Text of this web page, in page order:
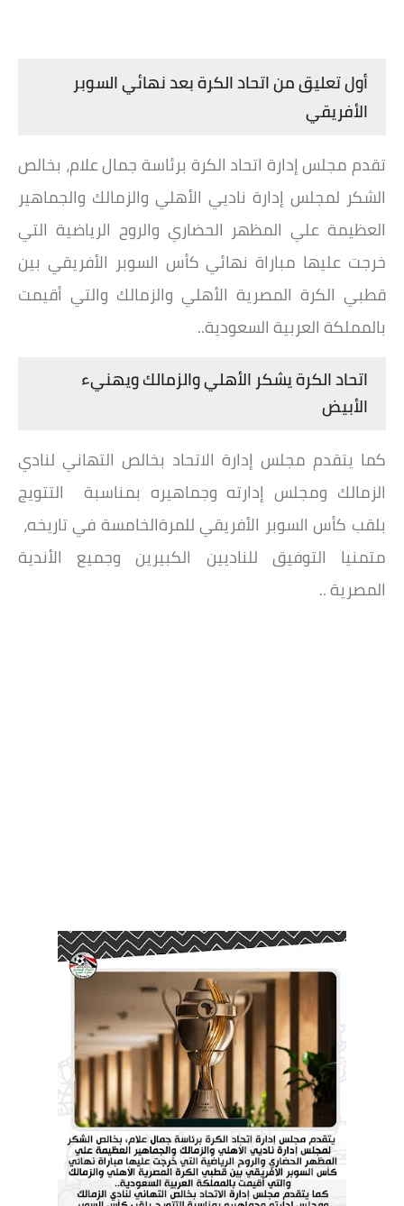
أول تعليق من اتحاد الكرة بعد نهائي السوبر
الأفريقي
تقدم مجلس إدارة اتحاد الكرة برئاسة جمال علام، بخالص
الشكر لمجلس إدارة ناديي الأهلي والزمالك والجماهير
العظيمة علي المظهر الحضاري والروح الرياضية التي
خرجت عليها مباراة نهائي كأس السوبر الأفريقي بين
قطبي الكرة المصرية الأهلي والزمالك والتي أقيمت
بالمملكة العربية السعودية..
اتحاد الكرة يشكر الأهلي والزمالك ويهنيء
الأبيض
كما يتقدم مجلس إدارة الاتحاد بخالص التهاني لنادي
الزمالك ومجلس إدارته وجماهيره بمناسبة التتويج
بلقب كأس السوبر الأفريقي للمرةالخامسة في تاريخه،
متمنيا التوفيق للناديين الكبيرين وجميع الأندية
المصرية ..